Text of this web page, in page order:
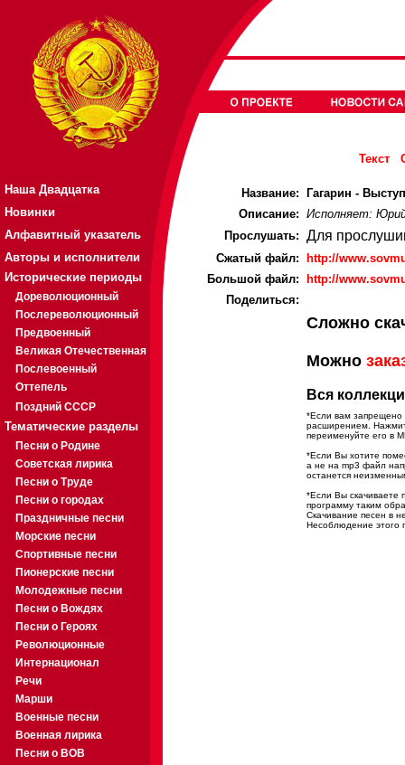
Наша Двадцатка
Новинки
Алфавитный указатель
Авторы и исполнители
Исторические периоды
Дореволюционный
Послереволюционный
Предвоенный
Великая Отечественная
Послевоенный
Оттепель
Поздний СССР
Тематические разделы
Песни о Родине
Советская лирика
Песни о Труде
Песни о городах
Праздничные песни
Морские песни
Спортивные песни
Пионерские песни
Молодежные песни
Песни о Вождях
Песни о Героях
Революционные
Интернационал
Речи
Марши
Военные песни
Военная лирика
Песни о ВОВ
Текст
Название:
Гагарин -
Описание: Исполняет: Юрий
Прослушать: Для
Cжатый файл:
http://
Большой файл:
http://
Поделиться:
Сложно
Можно
Вся
*Если вам запрещено
расширением.
переименуйте его в
*Если Вы хотите
а не на mp3 файл
останется
*Если Вы скачиваете
программу таким
Скачивание песен в
Несоблюдение этого